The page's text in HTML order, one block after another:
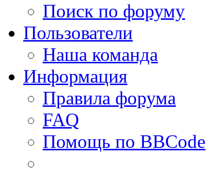
Поиск по форуму
Пользователи
Наша команда
Информация
Правила форума
FAQ
Помощь по BBCode